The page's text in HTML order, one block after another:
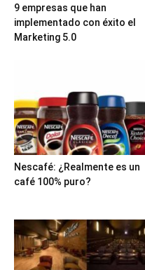
9 empresas que han
implementado con éxito el
Marketing 5.0
Nescafé: ¿Realmente es un
café 100% puro?